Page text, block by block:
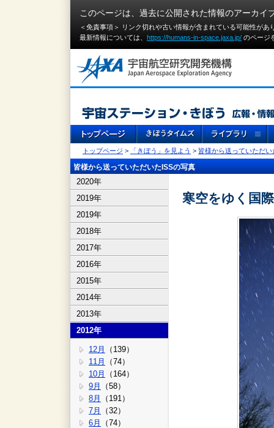
このページは、過去に公開された情報のアーカイ
＜免責事項＞ リンク切れや古い情報が含まれている可能性が
最新情報については、 https://humans-in-space.jaxa.jp/ のページ
トップページ > 「きぼう」を見よう > 皆様から送っていただい
皆様から送っていただいたISSの写真
2020年
2019年
2019年
2018年
2017年
2016年
2015年
2014年
2013年
2012年
12月
（139）
11月
（74）
10月
（164）
9月
（58）
8月
（191）
7月
（32）
6月
（74）
寒空をゆく国